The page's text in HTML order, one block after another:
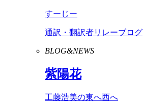
すーじー
通訳・翻訳者リレーブログ
BLOG&NEWS
紫陽花
工藤浩美の東へ西へ